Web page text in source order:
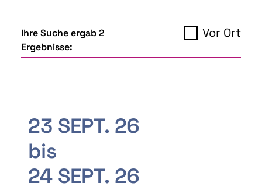
Ihre Suche ergab 2
Ergebnisse:
Vor Ort
23 SEPT. 26
bis
24 SEPT. 26